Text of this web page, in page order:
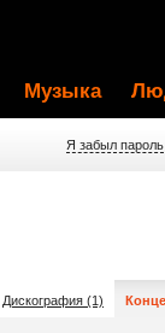
Музыка
Я забыл пароль
Дискография (1)